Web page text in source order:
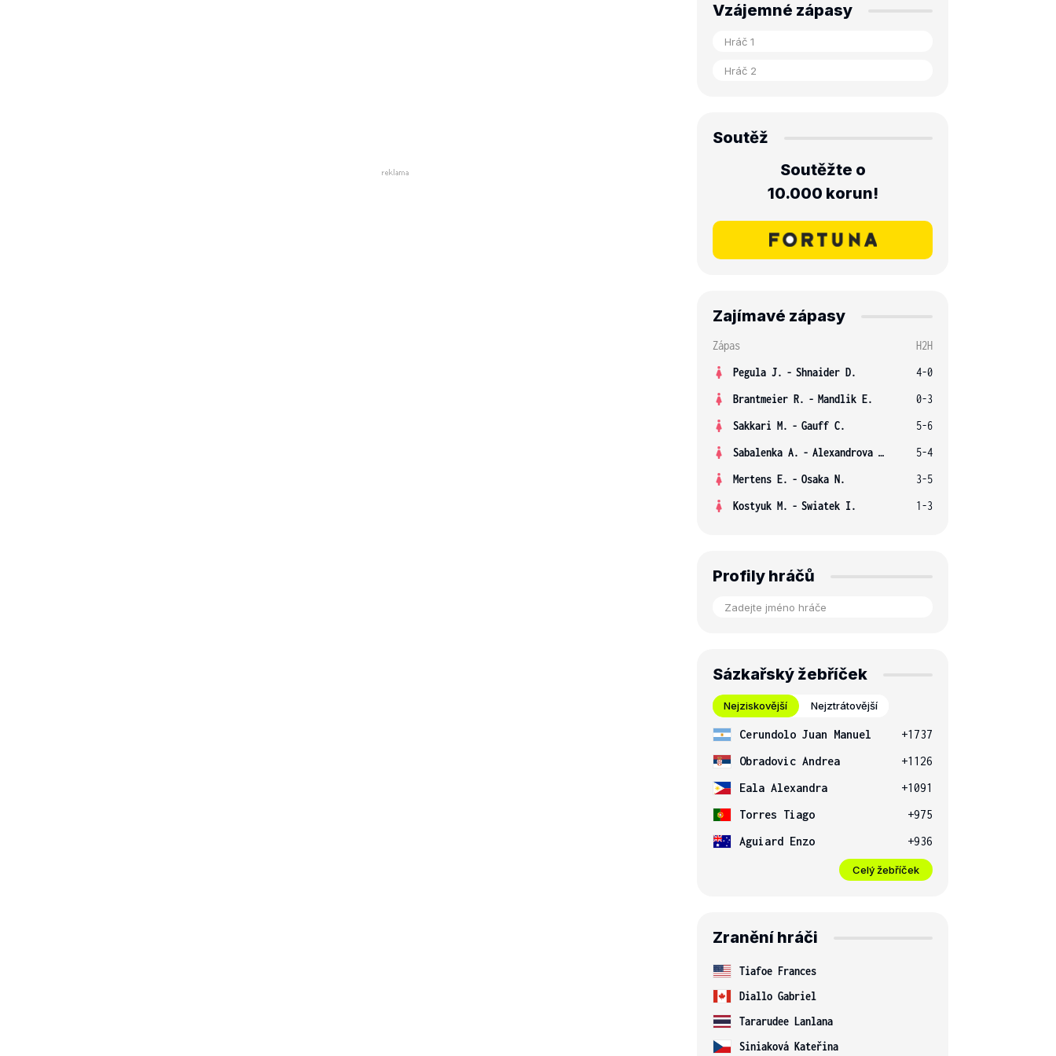
Vzájemné zápasy
Soutěž
Soutěžte o
10.000 korun!
Zajímavé zápasy
Zápas
H2H
Pegula J. - Shnaider D.
4-0
Brantmeier R. - Mandlik E.
0-3
Sakkari M. - Gauff C.
5-6
Sabalenka A. - Alexandrova E.
5-4
Mertens E. - Osaka N.
3-5
Kostyuk M. - Swiatek I. 1-3
Profily hráčů
Sázkařský žebříček
Nejziskovější Nejztrátovější
Cerundolo Juan Manuel
+1737
Obradovic Andrea
+1126
Eala Alexandra
+1091
Torres Tiago
+975
Aguiard Enzo
+936
Celý žebříček
Zranění hráči
Tiafoe Frances
Diallo Gabriel
Tararudee Lanlana
Siniaková Kateřina